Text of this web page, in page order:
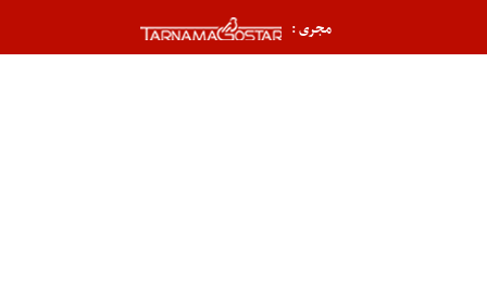
مجری :